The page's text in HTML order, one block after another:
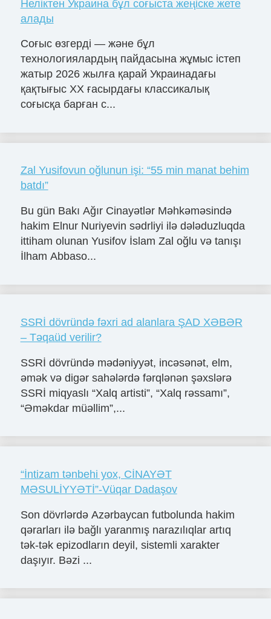
Неліктен Украина бұл соғыста жеңіске жете
алады
Соғыс өзгерді — және бұл
технологиялардың пайдасына жұмыс істеп
жатыр 2026 жылға қарай Украинадағы
қақтығыс ХХ ғасырдағы классикалық
соғысқа барған с...
Zal Yusifovun oğlunun işi: “55 min manat behim
batdı”
Bu gün Bakı Ağır Cinayətlər Məhkəməsində
hakim Elnur Nuriyevin sədrliyi ilə dələduzluqda
ittiham olunan Yusifov İslam Zal oğlu və tanışı
İlham Abbaso...
SSRİ dövründə fəxri ad alanlara ŞAD XƏBƏR
– Təqaüd verilir?
SSRİ dövründə mədəniyyət, incəsənət, elm,
əmək və digər sahələrdə fərqlənən şəxslərə
SSRİ miqyaslı “Xalq artisti”, “Xalq rəssamı”,
“Əməkdar müəllim”,...
“İntizam tənbehi yox, CİNAYƏT
MƏSULİYYƏTİ”-Vüqar Dadaşov
Son dövrlərdə Azərbaycan futbolunda hakim
qərarları ilə bağlı yaranmış narazılıqlar artıq
tək-tək epizodların deyil, sistemli xarakter
daşıyır. Bəzi ...